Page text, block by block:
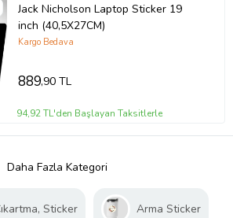
Jack Nicholson Laptop Sticker 19
inch (40,5X27CM)
Kargo Bedava
889,90 TL
94,92 TL'den Başlayan Taksitlerle
Daha Fazla Kategori
Sticker Arma Sticker